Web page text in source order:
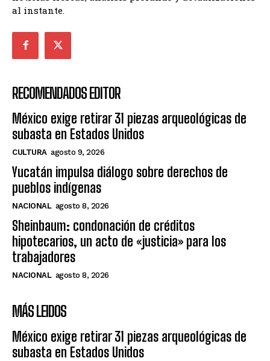
al instante.
RECOMENDADOS EDITOR
México exige retirar 31 piezas arqueológicas de
subasta en Estados Unidos
CULTURA agosto 9, 2026
Yucatán impulsa diálogo sobre derechos de
pueblos indígenas
NACIONAL agosto 8, 2026
Sheinbaum: condonación de créditos
hipotecarios, un acto de «justicia» para los
trabajadores
NACIONAL agosto 8, 2026
MÁS LEIDOS
México exige retirar 31 piezas arqueológicas de
subasta en Estados Unidos